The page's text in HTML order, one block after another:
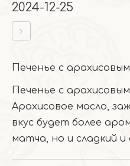
2024-12-25
Печенье с
Печенье с
Арахисовое масло,
вкус будет более
матча, но и сладкий и